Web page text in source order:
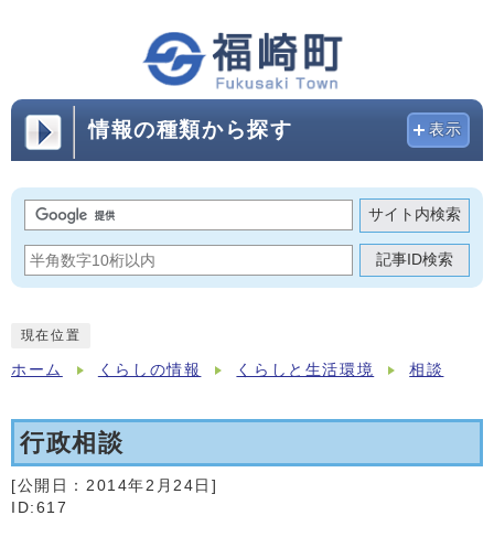
情報の種類から探す 表示
サイト内検索
記事ID検索
現在位置
ホーム くらしの情報 くらしと生活環境 相談
行政相談
[公開日： 2014年2月24日 ]
ID:617